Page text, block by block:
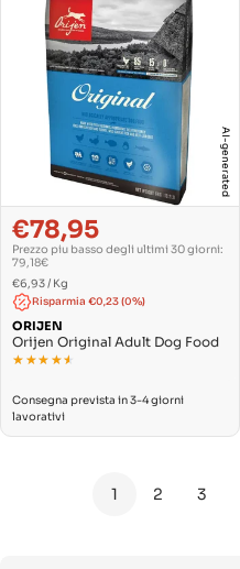
AI-generated
Prezzo
di
vendita
€78,95
Prezzo
normale
Prezzo piu basso degli ultimi 30 giorni:
79,18€
PREZZO
UNITARIO
€6,93/ Per
Kg
Risparmia €0,23 (0%)
ORIJEN
Orijen Original Adult Dog Food
★★★★★
★★★★★
Consegna prevista in 3-4 giorni
lavorativi
1 2 3